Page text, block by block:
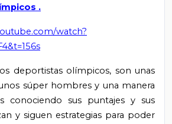
.
watch?
deportistas olímpicos, son unas
súper hombres y una manera
conociendo sus puntajes y sus
y siguen estrategias para poder